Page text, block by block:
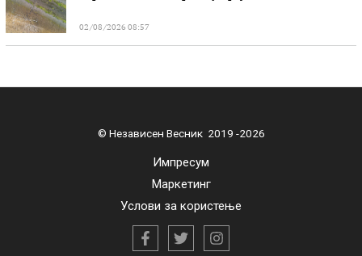
02/08/2026 08:57
© Независен Весник 2019 -2026
Импресум
Маркетинг
Услови за користење